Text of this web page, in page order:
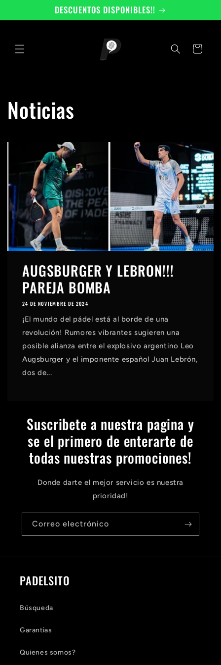
al contenido
DESCUENTOS DISPONIBLES!!
Carrito
Noticias
AUGSBURGER Y LEBRON!!!
PAREJA BOMBA
24 DE NOVIEMBRE DE 2024
¡El mundo del pádel está al borde de una
revolución! Rumores vibrantes sugieren una
posible alianza entre el explosivo argentino Leo
Augsburger y el imponente español Juan Lebrón,
dos de...
Suscribete a nuestra pagina y
se el primero de enterarte de
todas nuestras promociones!
Donde darte el mejor servicio es nuestra
prioridad!
Correo electrónico
PADELSITO
Búsqueda
Garantias
Quienes somos?